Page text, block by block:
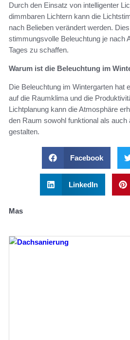
Durch den Einsatz von intelligenter
dimmbaren Lichtern kann die
nach Belieben verändert werden.
stimmungsvolle Beleuchtung je nach
Tages zu schaffen.
Warum ist die Beleuchtung im
Die Beleuchtung im Wintergarten hat
auf die Raumklima und die
Lichtplanung kann die Atmosphäre
den Raum sowohl funktional als
gestalten.
Facebook
LinkedIn
Mas